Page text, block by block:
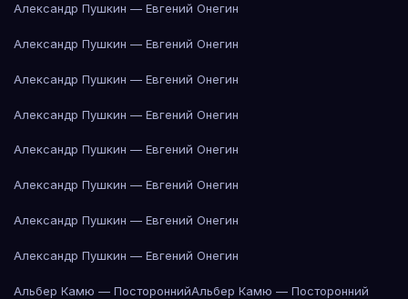
Александр Пушкин — Евгений Онегин
Александр Пушкин — Евгений Онегин
Александр Пушкин — Евгений Онегин
Александр Пушкин — Евгений Онегин
Александр Пушкин — Евгений Онегин
Александр Пушкин — Евгений Онегин
Александр Пушкин — Евгений Онегин
Александр Пушкин — Евгений Онегин
Альбер Камю — ПостороннийАльбер Камю — Посторонний